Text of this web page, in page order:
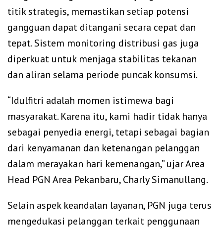
titik strategis, memastikan setiap potensi
gangguan dapat ditangani secara cepat dan
tepat. Sistem monitoring distribusi gas juga
diperkuat untuk menjaga stabilitas tekanan
dan aliran selama periode puncak konsumsi.
“Idulfitri adalah momen istimewa bagi
masyarakat. Karena itu, kami hadir tidak hanya
sebagai penyedia energi, tetapi sebagai bagian
dari kenyamanan dan ketenangan pelanggan
dalam merayakan hari kemenangan,” ujar Area
Head PGN Area Pekanbaru, Charly Simanullang.
Selain aspek keandalan layanan, PGN juga terus
mengedukasi pelanggan terkait penggunaan